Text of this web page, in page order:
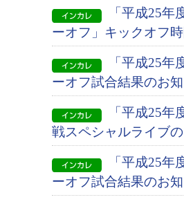
「平成25
ーオフ」キックオフ
「平成25
ーオフ試合結果のお
「平成25
戦スペシャルライブ
「平成25
ーオフ試合結果のお